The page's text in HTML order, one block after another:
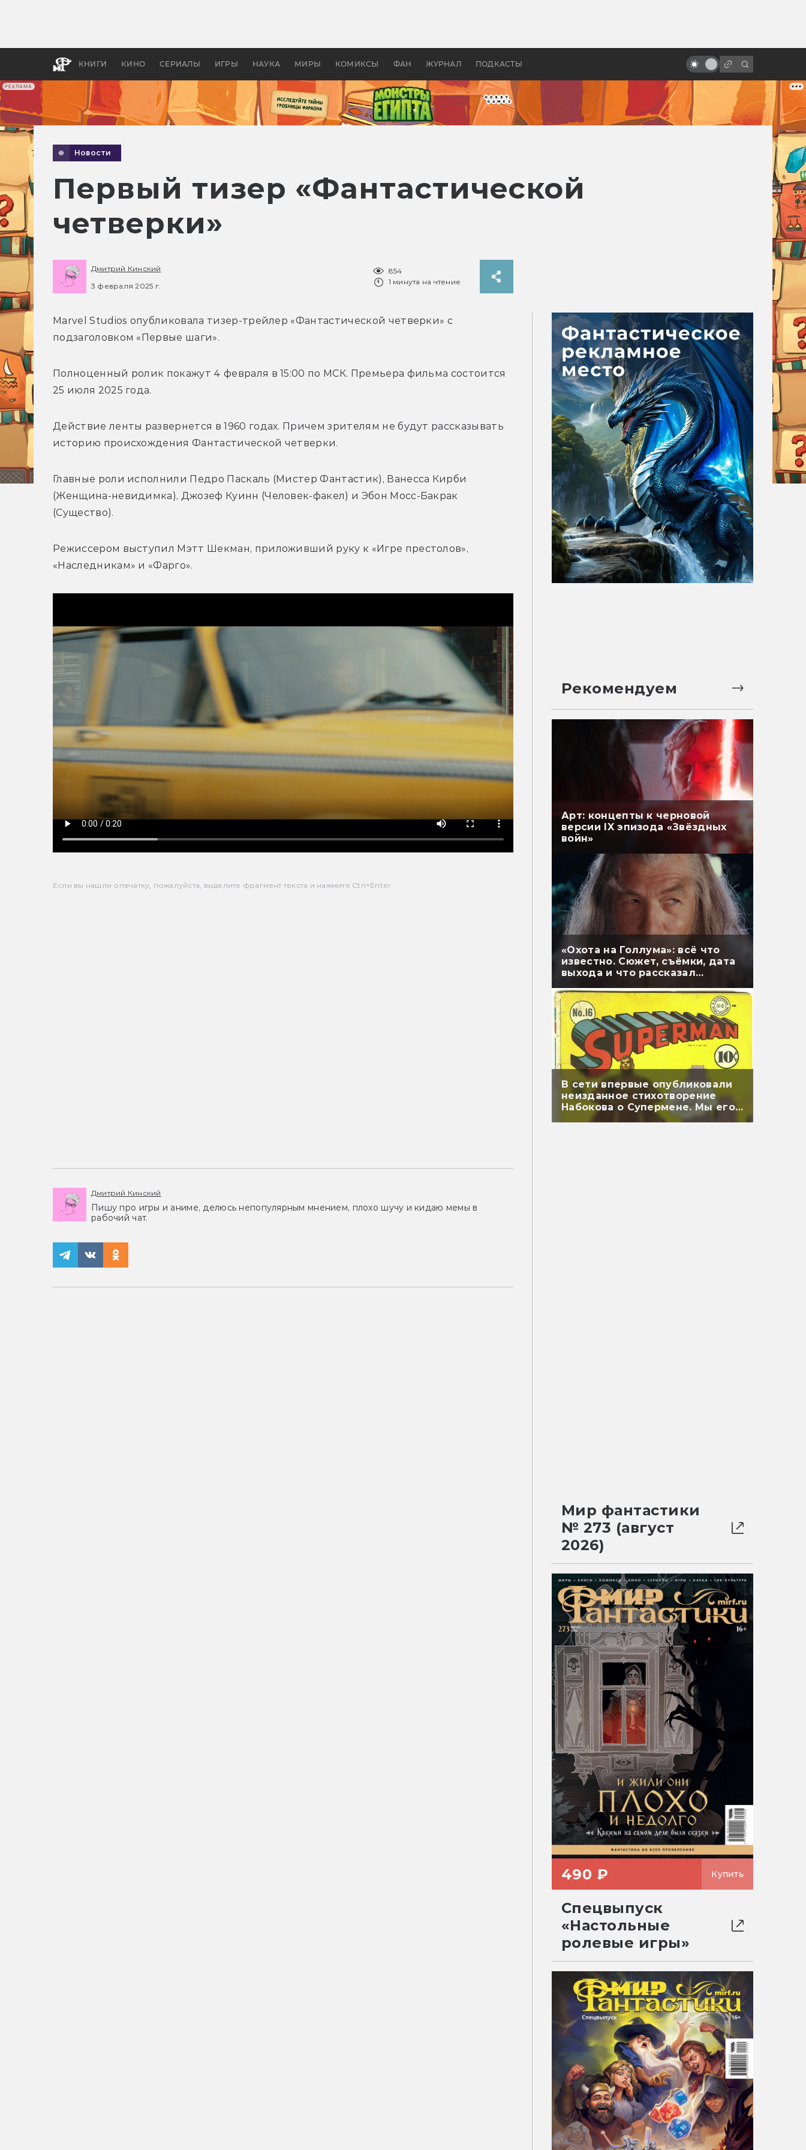
РЕКЛАМА
КНИГИ КИНО СЕРИАЛЫ ИГРЫ НАУКА МИРЫ КОМИКСЫ ФАН ЖУРНАЛ ПОДКАСТЫ
бы «Властелина колец»
Древней Грецией
История жизни Джорджа Лукаса
Новости
Первый тизер «Фантастической
четверки»
Дмитрий Кинский
3 февраля 2025 г.
854
1 минута на чтение
Marvel Studios опубликовала тизер-трейлер «Фантастической четверки» с
подзаголовком «Первые шаги».
Полноценный ролик покажут 4 февраля в 15:00 по МСК. Премьера фильма состоится
25 июля 2025 года.
Действие ленты развернется в 1960 годах. Причем зрителям не будут рассказывать
историю происхождения Фантастической четверки.
Главные роли исполнили Педро Паскаль (Мистер Фантастик), Ванесса Кирби
(Женщина-невидимка), Джозеф Куинн (Человек-факел) и Эбон Мосс-Бакрак
(Существо).
Режиссером выступил Мэтт Шекман, приложивший руку к «Игре престолов»,
«Наследникам» и «Фарго».
Если вы нашли опечатку, пожалуйста, выделите фрагмент текста и нажмите Ctrl+Enter.
Дмитрий Кинский
Пишу про игры и аниме, делюсь непопулярным мнением, плохо шучу и кидаю мемы в
рабочий чат.
Рекомендуем
Арт: концепты к черновой
версии IX эпизода «Звёздных
войн»
«Охота на Голлума»: всё что
известно. Сюжет, съёмки, дата
выхода и что рассказал
В сети впервые опубликовали
неизданное стихотворение
Набокова о Супермене. Мы его
перевели
Мир фантастики
№ 273 (август
2026)
490 ₽ Купить
Спецвыпуск
«Настольные
ролевые игры»